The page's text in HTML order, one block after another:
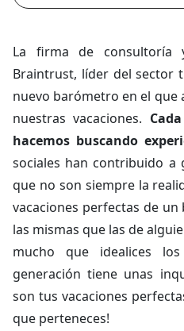
La firma de consultoría
Braintrust, líder del sector
nuevo barómetro en el que
nuestras vacaciones.
hacemos buscando
sociales han contribuido a
que no son siempre la
vacaciones perfectas de
las mismas que las de
mucho que idealices
generación tiene unas
son tus vacaciones
que perteneces!